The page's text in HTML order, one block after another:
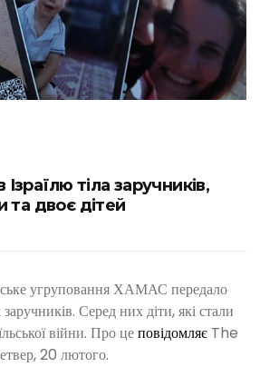
тіла заручників,
та двоє дітей
угруповання ХАМАС передало
Серед них діти, які стали
війни. Про цеповідомляє The
20 лютого.